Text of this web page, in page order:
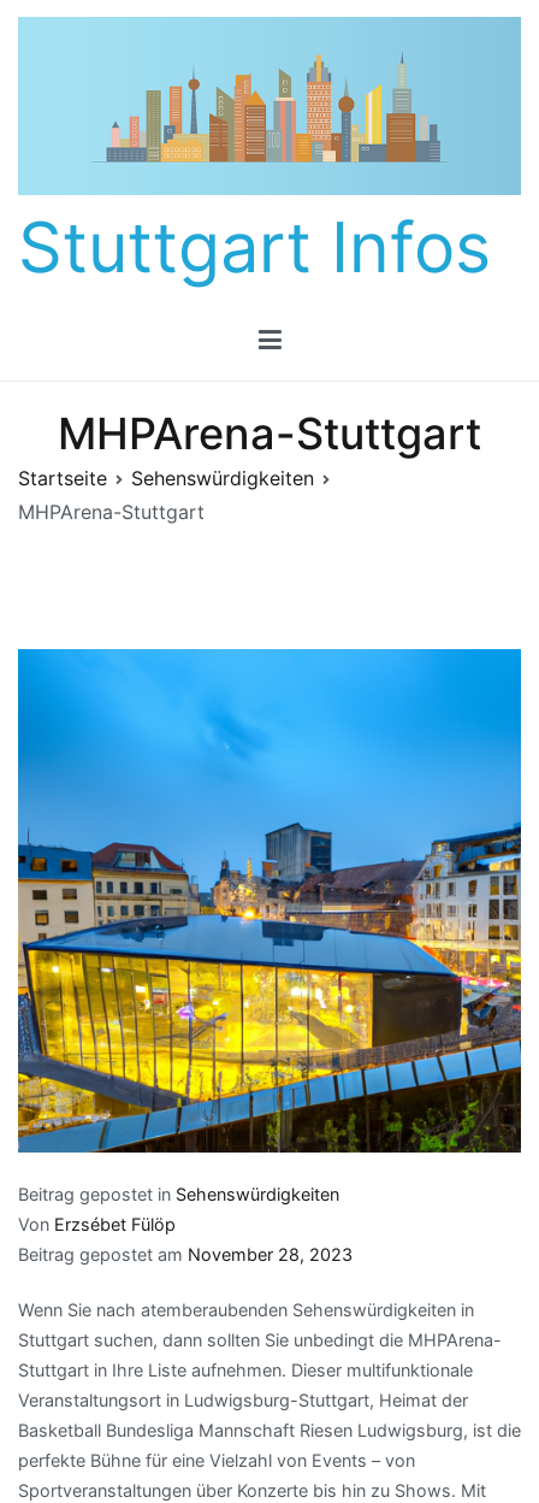
Zum
Stuttgart Infos
MHPArena-Stuttgart
Startseite
Sehenswürdigkeiten
MHPArena-Stuttgart
Beitrag gepostet in Sehenswürdigkeiten
Von Erzsébet Fülöp
Beitrag gepostet am November 28, 2023
Wenn Sie nach atemberaubenden Sehenswürdigkeiten in
Stuttgart suchen, dann sollten Sie unbedingt die MHPArena-
Stuttgart in Ihre Liste aufnehmen. Dieser multifunktionale
Veranstaltungsort in Ludwigsburg-Stuttgart, Heimat der
Basketball Bundesliga Mannschaft Riesen Ludwigsburg, ist die
perfekte Bühne für eine Vielzahl von Events – von
Sportveranstaltungen über Konzerte bis hin zu Shows. Mit